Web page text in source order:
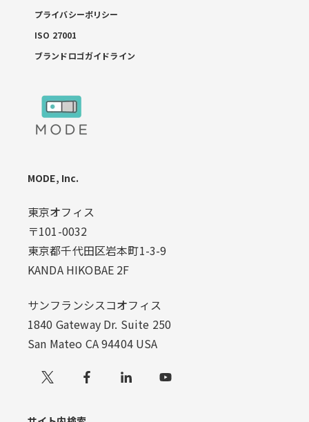
プライバシーポリシー
ISO 27001
ブランドロゴガイドライン
MODE, Inc.
東京オフィス
〒101-0032
東京都千代田区岩本町1-3-9
KANDA HIKOBAE 2F
サンフランシスコオフィス
1840 Gateway Dr. Suite 250
San Mateo CA 94404 USA
Xでフォローする